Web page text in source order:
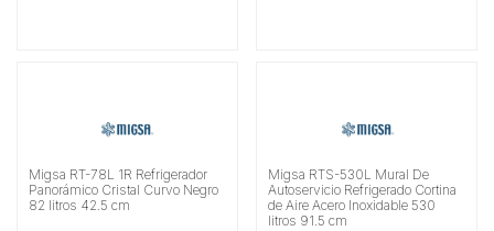
Migsa RT-78L 1R Refrigerador
Panorámico Cristal Curvo Negro
82 litros 42.5 cm
Migsa RTS-530L Mural De
Autoservicio Refrigerado Cortina
de Aire Acero Inoxidable 530
litros 91.5 cm